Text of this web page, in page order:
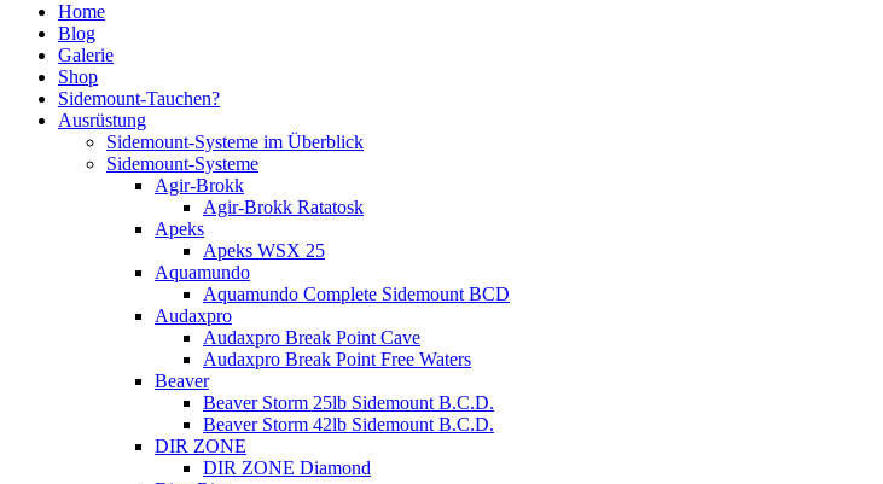
Home
Blog
Galerie
Shop
Sidemount-Tauchen?
Ausrüstung
Sidemount-Systeme im Überblick
Sidemount-Systeme
Agir-Brokk
Agir-Brokk Ratatosk
Apeks
Apeks WSX 25
Aquamundo
Aquamundo Complete Sidemount BCD
Audaxpro
Audaxpro Break Point Cave
Audaxpro Break Point Free Waters
Beaver
Beaver Storm 25lb Sidemount B.C.D.
Beaver Storm 42lb Sidemount B.C.D.
DIR ZONE
DIR ZONE Diamond